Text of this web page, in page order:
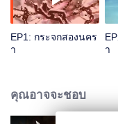
EP1: กระจกสองนคร
า
า
คุณอาจจะชอบ